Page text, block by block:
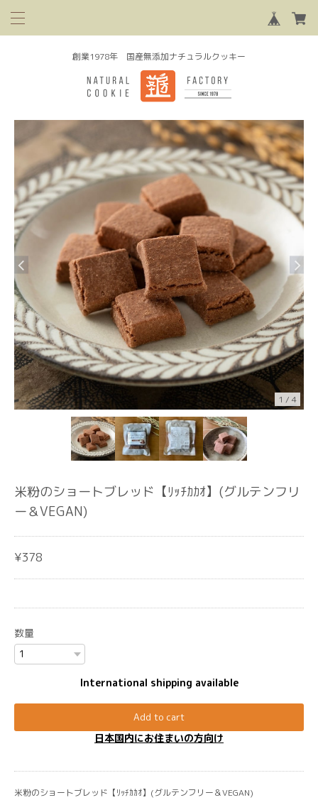
創業1978年 国産無添加ナチュラルクッキー
1 / 4
米粉のショートブレッド【ﾘｯﾁｶｶｵ】(グルテンフリ
ー＆VEGAN)
¥378
数量
International shipping available
Add to cart
日本国内にお住まいの方向け
米粉のショートブレッド【ﾘｯﾁｶｶｵ】(グルテンフリー＆VEGAN)